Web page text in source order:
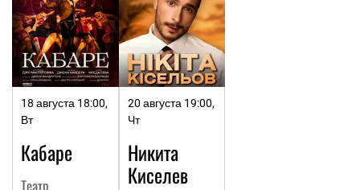
18 августа 18:00,
Вт
Кабаре
Театр
20 августа 19:00,
Чт
Никита
Киселев